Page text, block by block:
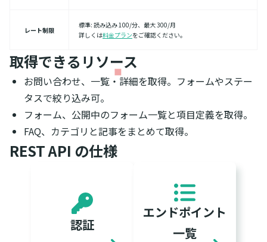
レート制限
標準: 読み込み 100/分、最大 300/月
詳しくは料金プランをご確認ください。
取得できるリソース
お問い合わせ、一覧・詳細を取得。フォームやステー
タスで絞り込み可。
フォーム、公開中のフォーム一覧と項目定義を取得。
FAQ、カテゴリと記事をまとめて取得。
REST API の仕様
認証
エンドポイント
一覧